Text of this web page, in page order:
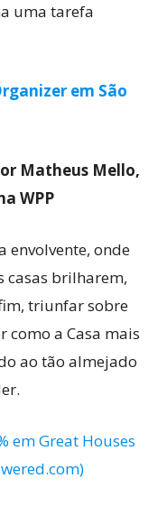
uma tarefa
em São
Matheus Mello,
WPP
envolvente, onde
casas brilharem,
triunfar sobre
como a Casa mais
ao tão almejado
em Great Houses